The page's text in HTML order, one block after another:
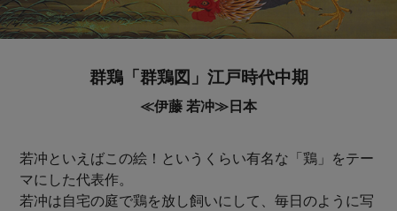
群鶏「群鶏図」江戸時代中期
≪伊藤 若冲≫日本
若冲といえばこの絵！というくらい有名な「鶏」をテー
マにした代表作。
若冲は自宅の庭で鶏を放し飼いにして、毎日のように写